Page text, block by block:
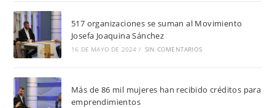
517 organizaciones se suman al Movimiento
Josefa Joaquina Sánchez
16 DE MAYO DE 2024 / SIN COMENTARIOS
Más de 86 mil mujeres han recibido créditos para
emprendimientos